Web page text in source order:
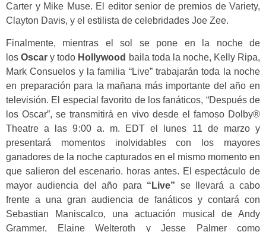
Carter y Mike Muse. El editor senior de premios de Variety,
Clayton Davis, y el estilista de celebridades Joe Zee.
Finalmente, mientras el sol se pone en la noche de
losOscar y todo Hollywood baila toda la noche, Kelly Ripa,
Mark Consuelos y la familia “Live” trabajarán toda la noche
en preparación para la mañana más importante del año en
televisión. El especial favorito de los fanáticos, “Después de
los Oscar”, se transmitirá en vivo desde el famoso Dolby®
Theatre a las 9:00 a. m. EDT el lunes 11 de marzo y
presentará momentos inolvidables con los mayores
ganadores de la noche capturados en el mismo momento en
que salieron del escenario. horas antes. El espectáculo de
mayor audiencia del año para “Live” se llevará a cabo
frente a una gran audiencia de fanáticos y contará con
Sebastian Maniscalco, una actuación musical de Andy
Grammer, Elaine Welteroth y Jesse Palmer como